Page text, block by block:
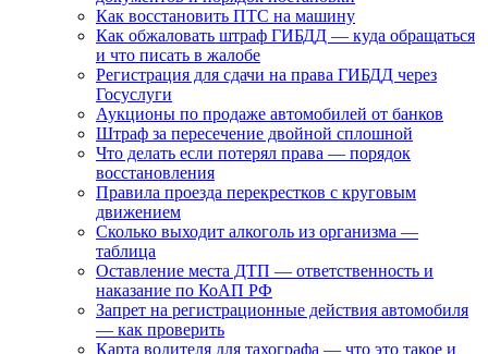
Как восстановить ПТС на машину
Как обжаловать штраф ГИБДД — куда обращаться
и что писать в жалобе
Регистрация для сдачи на права ГИБДД через
Госуслуги
Аукционы по продаже автомобилей от банков
Штраф за пересечение двойной сплошной
Что делать если потерял права — порядок
восстановления
Правила проезда перекрестков с круговым
движением
Сколько выходит алкоголь из организма —
таблица
Оставление места ДТП — ответственность и
наказание по КоАП РФ
Запрет на регистрационные действия автомобиля
— как проверить
Карта водителя для тахографа — что это такое и